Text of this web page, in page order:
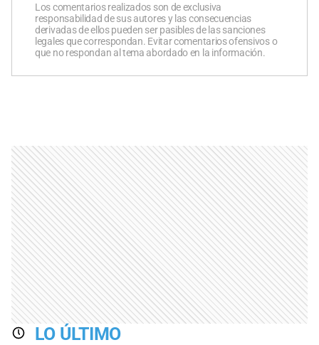
Los comentarios realizados son de exclusiva
responsabilidad de sus autores y las consecuencias
derivadas de ellos pueden ser pasibles de las sanciones
legales que correspondan. Evitar comentarios ofensivos o
que no respondan al tema abordado en la información.
LO ÚLTIMO